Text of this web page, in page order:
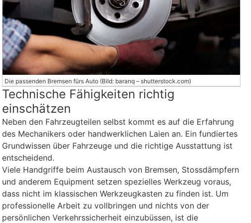
Die passenden Bremsen fürs Auto (Bild: baranq – shutterstock.com)
Technische Fähigkeiten richtig
einschätzen
Neben den Fahrzeugteilen selbst kommt es auf die Erfahrung
des Mechanikers oder handwerklichen Laien an. Ein fundiertes
Grundwissen über Fahrzeuge und die richtige Ausstattung ist
entscheidend.
Viele Handgriffe beim Austausch von Bremsen, Stossdämpfern
und anderem Equipment setzen spezielles Werkzeug voraus,
dass nicht im klassischen Werkzeugkasten zu finden ist. Um
professionelle Arbeit zu vollbringen und nichts von der
persönlichen Verkehrssicherheit einzubüssen, ist die